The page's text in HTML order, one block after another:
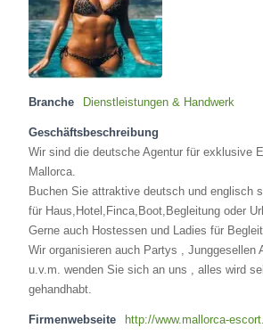
Branche Dienstleistungen & Handwerk
Geschäftsbeschreibung
Wir sind die deutsche Agentur für exklusive
Mallorca.
Buchen Sie attraktive deutsch und englisch
für Haus,Hotel,Finca,Boot,Begleitung oder
Gerne auch Hostessen und Ladies für
Wir organisieren auch Partys , Junggesellen
u.v.m. wenden Sie sich an uns , alles wird
gehandhabt.
Firmenwebseite http://www.mallorca-